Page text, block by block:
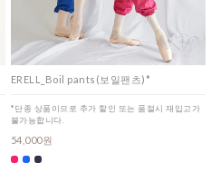
ERELL_Boil pants(보일팬츠)*
*단종 상품이므로 추가 할인 또는 품절시 재입고가
불가능합니다.
54,000원